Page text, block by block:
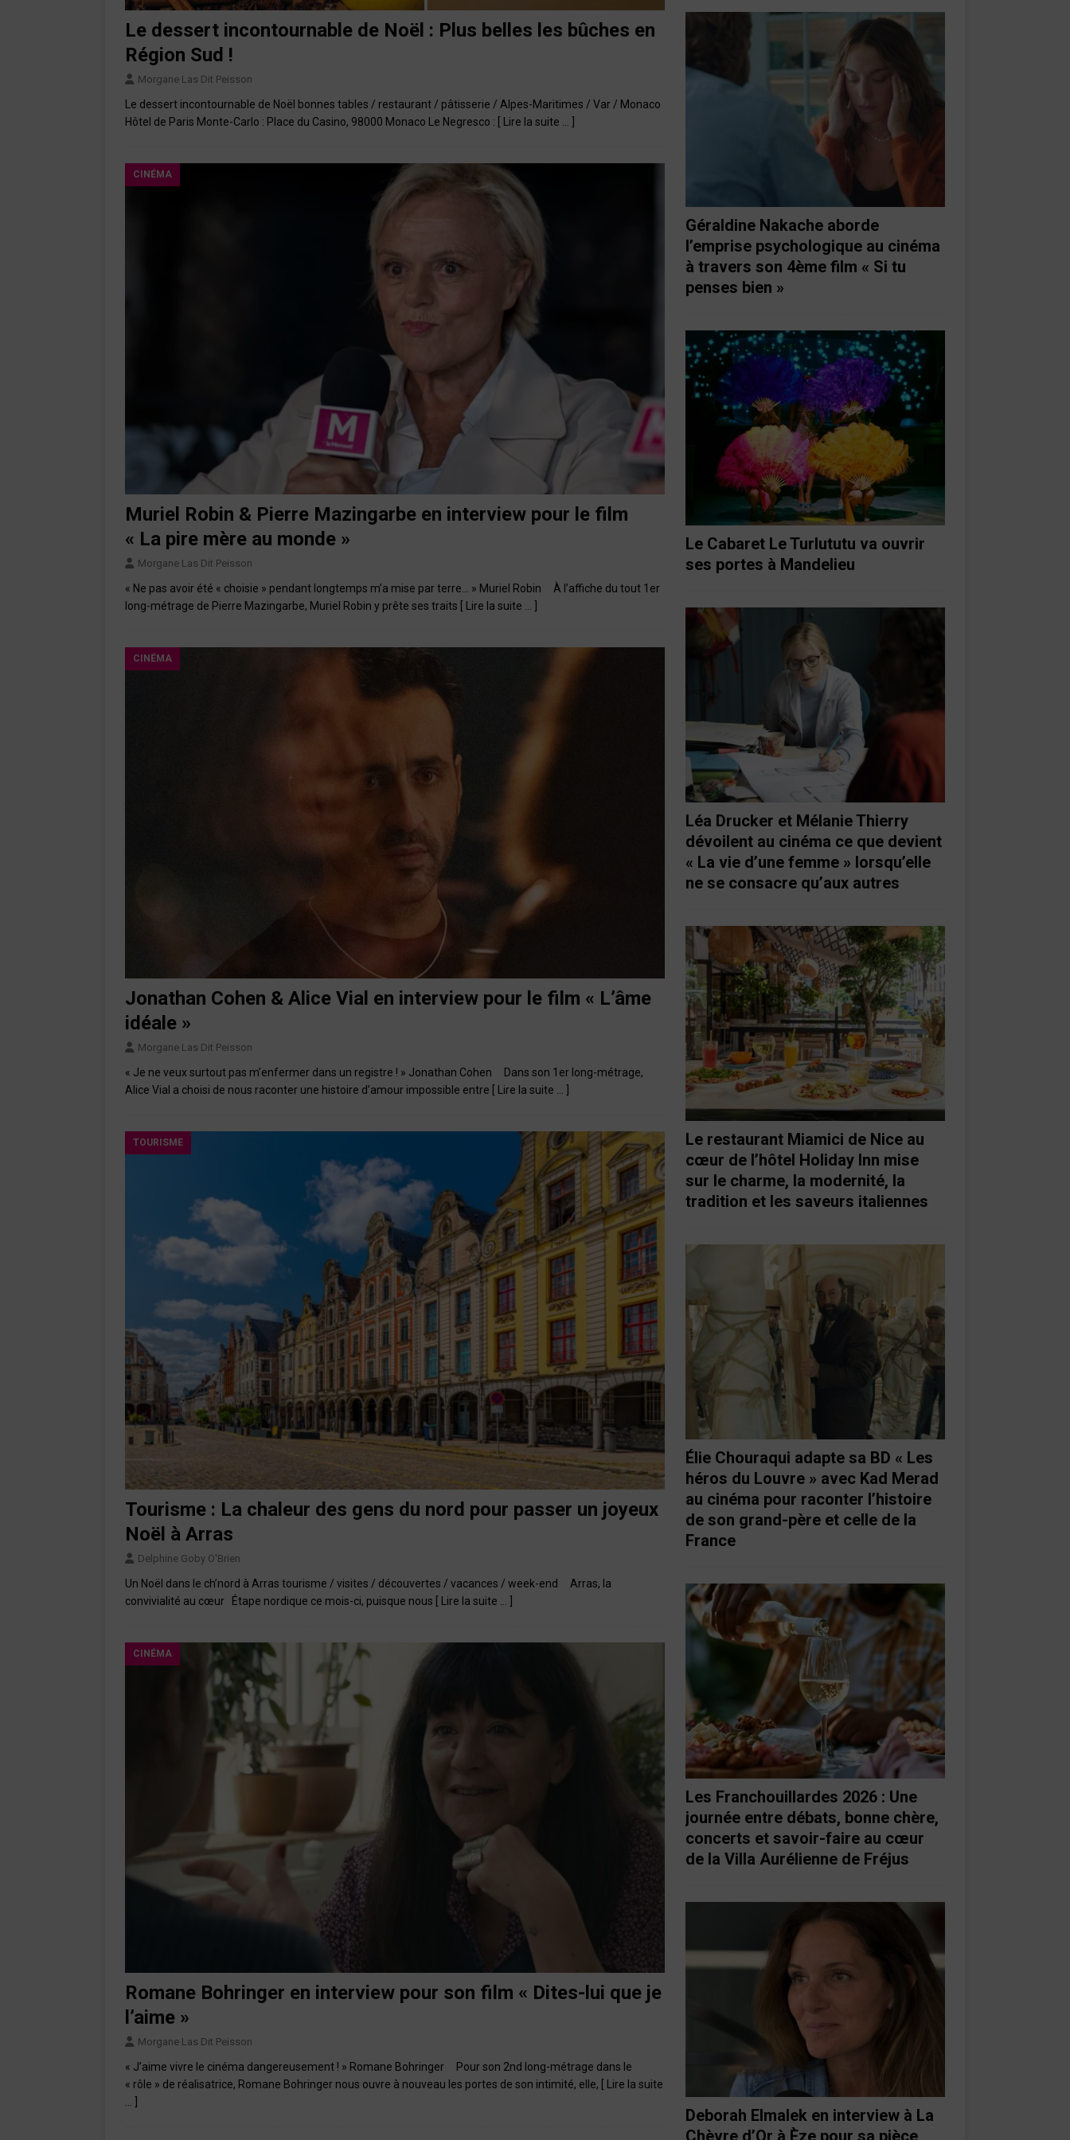
Le dessert incontournable de Noël : Plus belles les bûches en
Région Sud !
Morgane Las Dit Peisson
Le dessert incontournable de Noël bonnes tables / restaurant / pâtisserie / Alpes-Maritimes / Var / Monaco
Hôtel de Paris Monte-Carlo : Place du Casino, 98000 Monaco Le Negresco :
[ Lire la suite … ]
CINÉMA
Muriel Robin & Pierre Mazingarbe en interview pour le film
« La pire mère au monde »
Morgane Las Dit Peisson
« Ne pas avoir été « choisie » pendant longtemps m’a mise par terre… » Muriel Robin À l’affiche du tout 1er
long-métrage de Pierre Mazingarbe, Muriel Robin y prête ses traits
[ Lire la suite … ]
CINÉMA
Jonathan Cohen & Alice Vial en interview pour le film « L’âme
idéale »
Morgane Las Dit Peisson
« Je ne veux surtout pas m’enfermer dans un registre ! » Jonathan Cohen Dans son 1er long-métrage,
Alice Vial a choisi de nous raconter une histoire d’amour impossible entre
[ Lire la suite … ]
TOURISME
Tourisme : La chaleur des gens du nord pour passer un joyeux
Noël à Arras
Delphine Goby O'Brien
Un Noël dans le ch’nord à Arras tourisme / visites / découvertes / vacances / week-end Arras, la
convivialité au cœur Étape nordique ce mois-ci, puisque nous
[ Lire la suite … ]
CINÉMA
Romane Bohringer en interview pour son film « Dites-lui que je
l’aime »
Morgane Las Dit Peisson
« J’aime vivre le cinéma dangereusement ! » Romane Bohringer Pour son 2nd long-métrage dans le
« rôle » de réalisatrice, Romane Bohringer nous ouvre à nouveau les portes de son intimité, elle,
[ Lire la suite
… ]
Géraldine Nakache aborde
l’emprise psychologique au cinéma
à travers son 4ème film « Si tu
penses bien »
Le Cabaret Le Turlututu va ouvrir
ses portes à Mandelieu
Léa Drucker et Mélanie Thierry
dévoilent au cinéma ce que devient
« La vie d’une femme » lorsqu’elle
ne se consacre qu’aux autres
Le restaurant Miamici de Nice au
cœur de l’hôtel Holiday Inn mise
sur le charme, la modernité, la
tradition et les saveurs italiennes
Élie Chouraqui adapte sa BD « Les
héros du Louvre » avec Kad Merad
au cinéma pour raconter l’histoire
de son grand-père et celle de la
France
Les Franchouillardes 2026 : Une
journée entre débats, bonne chère,
concerts et savoir-faire au cœur
de la Villa Aurélienne de Fréjus
Deborah Elmalek en interview à La